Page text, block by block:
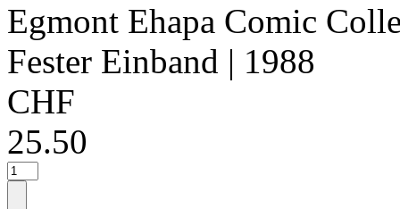
Egmont Ehapa Comic
Fester Einband | 1988
CHF
25.50